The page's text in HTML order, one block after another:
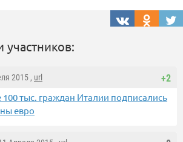
+2
2015 , url
100 тыс. граждан Италии подписались
евро